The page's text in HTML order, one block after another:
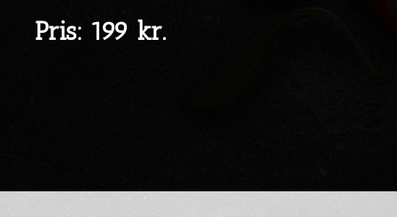
Pris: 199 kr.